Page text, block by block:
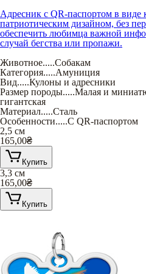
Адресник с QR-паспортом в виде
патриотическим дизайном, без
обеспечить любимца важной
случай бегства или пропажи.
Животное.....Собакам
Категория.....Амуниция
Вид.....Кулоны и адресники
Размер породы.....Малая и
гигантская
Материал.....Сталь
Особенности.....С QR-паспортом
2,5 см
165,00₴
Купить
3,3 см
165,00₴
Купить